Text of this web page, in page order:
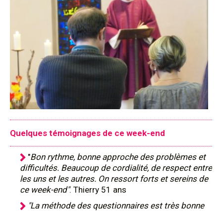
Quelques témoignages de ce week-end
"Bon rythme, bonne approche des problèmes et
difficultés. Beaucoup de cordialité, de respect entre
les uns et les autres. On ressort forts et sereins de
ce week-end". Thierry 51 ans
"La méthode des questionnaires est très bonne